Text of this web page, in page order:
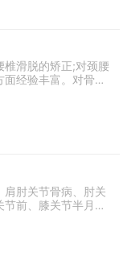
椎滑脱的矫正;对颈腰
经验丰富。对骨与
四肢大关节置换等
肩肘关节骨病、肘关
前、膝关节半月板
、骨折及运动损伤